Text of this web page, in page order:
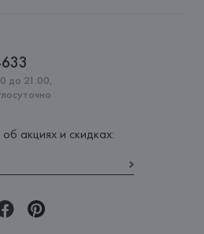
до 21:00,
акциях и скидках: